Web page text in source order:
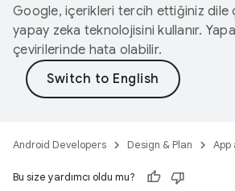
Google, içerikleri tercih ettiğiniz dile
yapay zeka teknolojisini kullanır.
çevirilerinde hata olabilir.
Android Developers Design & Plan
Bu size yardımcı oldu mu?